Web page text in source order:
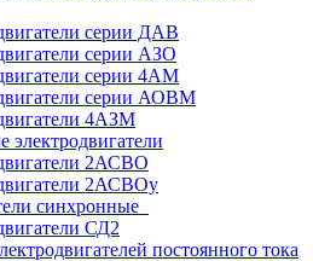
серии ДАВ
серии АЗО
серии 4АМ
серии АОВМ
4АЗМ
электродвигатели
2АСВО
2АСВОу
синхронные
СД2
постоянного тока